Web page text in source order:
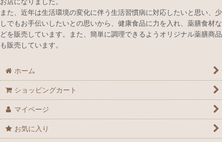
また、近年は生活環境の変化に伴う生活習慣病に対応したいと思い、少
しでもお手伝いしたいとの思いから、健康食品に力を入れ、薬膳食材な
どを販売しています。また、簡単に調理できるようオリジナル薬膳商品
も販売しています。
ホーム
ショッピングカート
マイページ
お気に入り